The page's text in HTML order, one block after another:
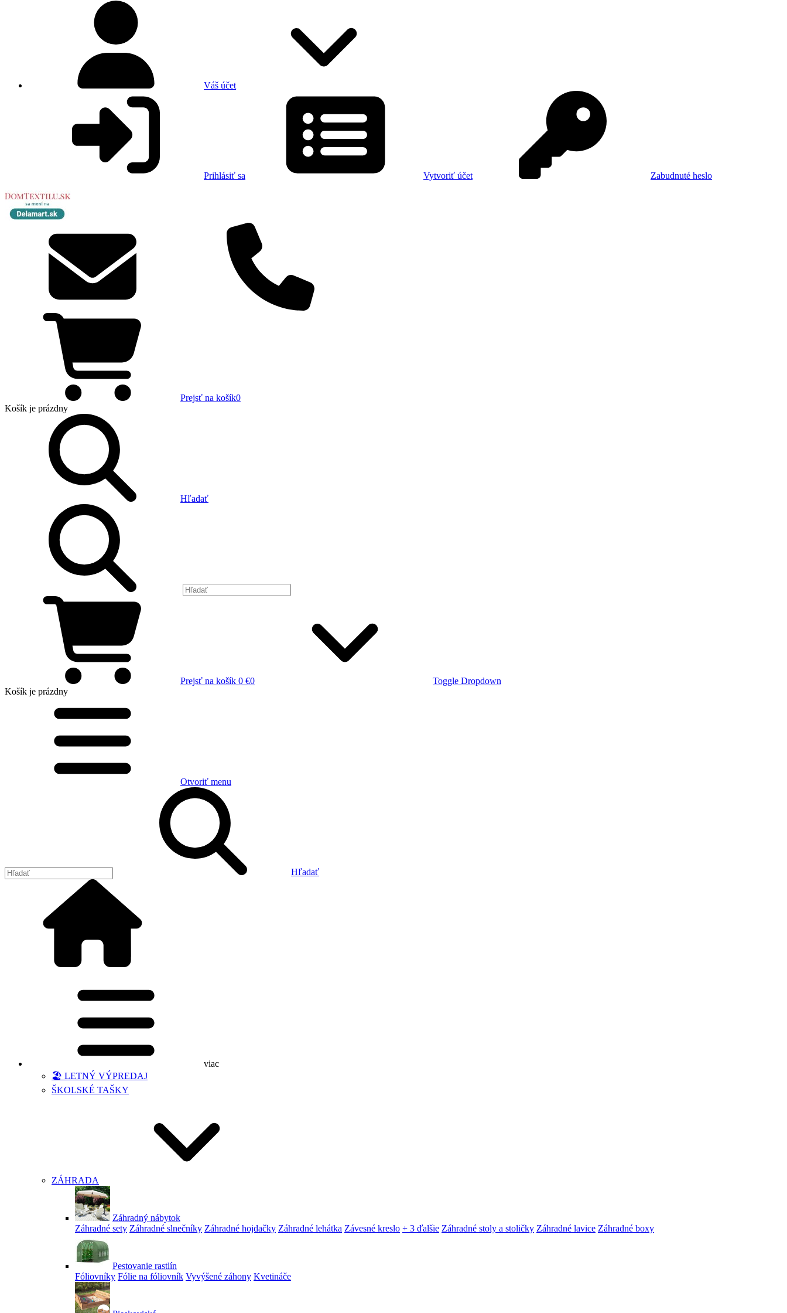
Váš účet
Prihlásiť sa Vytvoriť účet Zabudnuté heslo
Prejsť na košík0
Košík je prázdny
Hľadať
Prejsť na košík 0 €0
Toggle Dropdown
Košík je prázdny
Otvoriť menu
Hľadať
viac
🏖️ LETNÝ VÝPREDAJ
ŠKOLSKÉ TAŠKY
ZÁHRADA
Záhradný nábytok
Záhradné sety Záhradné slnečníky Záhradné hojdačky Záhradné lehátka Závesné kreslo + 3 ďalšie Záhradné stoly a stoličky Záhradné lavice Záhradné boxy
Pestovanie rastlín
Fóliovníky Fólie na fóliovník Vyvýšené záhony Kvetináče